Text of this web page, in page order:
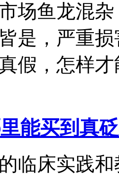
场鱼龙混
是，严重
假，怎样
能买到真
临床实践